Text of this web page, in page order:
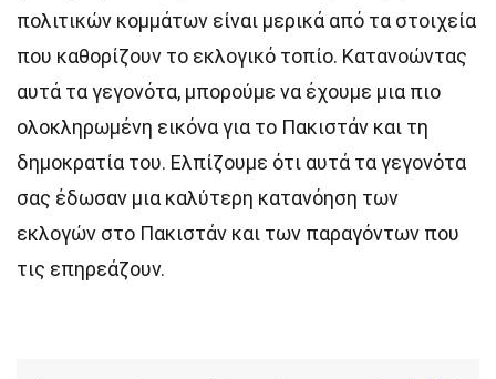
πολιτικών κομμάτων είναι μερικά από τα στοιχεία
που καθορίζουν το εκλογικό τοπίο. Κατανοώντας
αυτά τα γεγονότα, μπορούμε να έχουμε μια πιο
ολοκληρωμένη εικόνα για το Πακιστάν και τη
δημοκρατία του. Ελπίζουμε ότι αυτά τα γεγονότα
σας έδωσαν μια καλύτερη κατανόηση των
εκλογών στο Πακιστάν και των παραγόντων που
τις επηρεάζουν.